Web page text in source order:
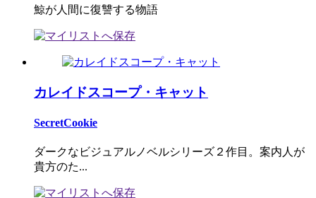
鯨が人間に復讐する物語
カレイドスコープ・キャット
SecretCookie
ダークなビジュアルノベルシリーズ２作目。案内人が
貴方のた...